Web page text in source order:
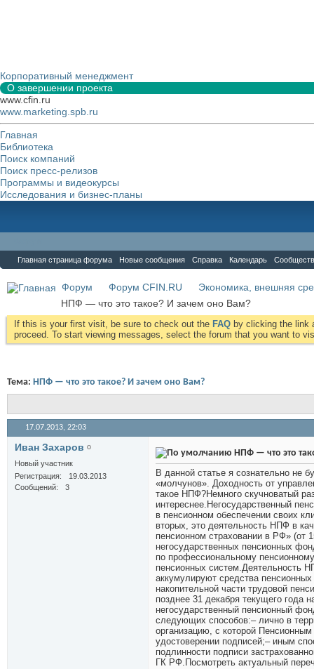
Корпоративный менеджмент
О завершении проекта
www.cfin.ru
www.marketing.spb.ru
Главная
Библиотека
Поиск компаний
Поиск пресс-релизов
Программы и видеокурсы
Исследования и бизнес-планы
Главная страница форума Новые сообщения Справка Календарь
Форум Форум CFIN.RU
Экономика, внешняя
НПФ — что это такое? И зачем оно Вам?
If this is your first visit, be sure to check out the FAQ by clicking the link
proceed. To start viewing messages, select the forum that you want to
Тема: НПФ — что это такое? И зачем оно Вам?
17.07.2013, 22:03
Иван Захаров
Новый участник
Регистрация
19.03.2013
Сообщений
3
НПФ — что это
В данной статье я сознательно не
«молчунов». Доходность от
такое НПФ?Немного скучноватый
интереснее.Негосударственный
в пенсионном обеспечении своих
вторых, это деятельность НПФ в
пенсионном страховании в РФ»
негосударственных пенсионных
по профессиональному
пенсионных систем.Деятельность
аккумулируют средства
накопительной части трудовой
позднее 31 декабря текущего года
негосударственный пенсионный
следующих способов:– лично в
организацию, с которой
удостоверении подписей;– иным
подлинности подписи
ГК РФ.Посмотреть актуальный